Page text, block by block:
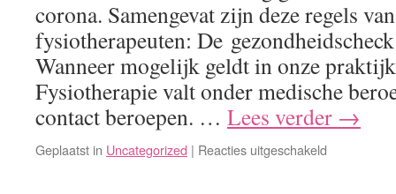
Jansen
corona. Samengevat zijn deze regels
fysiotherapeuten: De
Wanneer mogelijk geldt in onze
Fysiotherapie valt onder medische
contact beroepen. … Lees verder →
Geplaatst in Uncategorized | Reacties uitgeschakeld